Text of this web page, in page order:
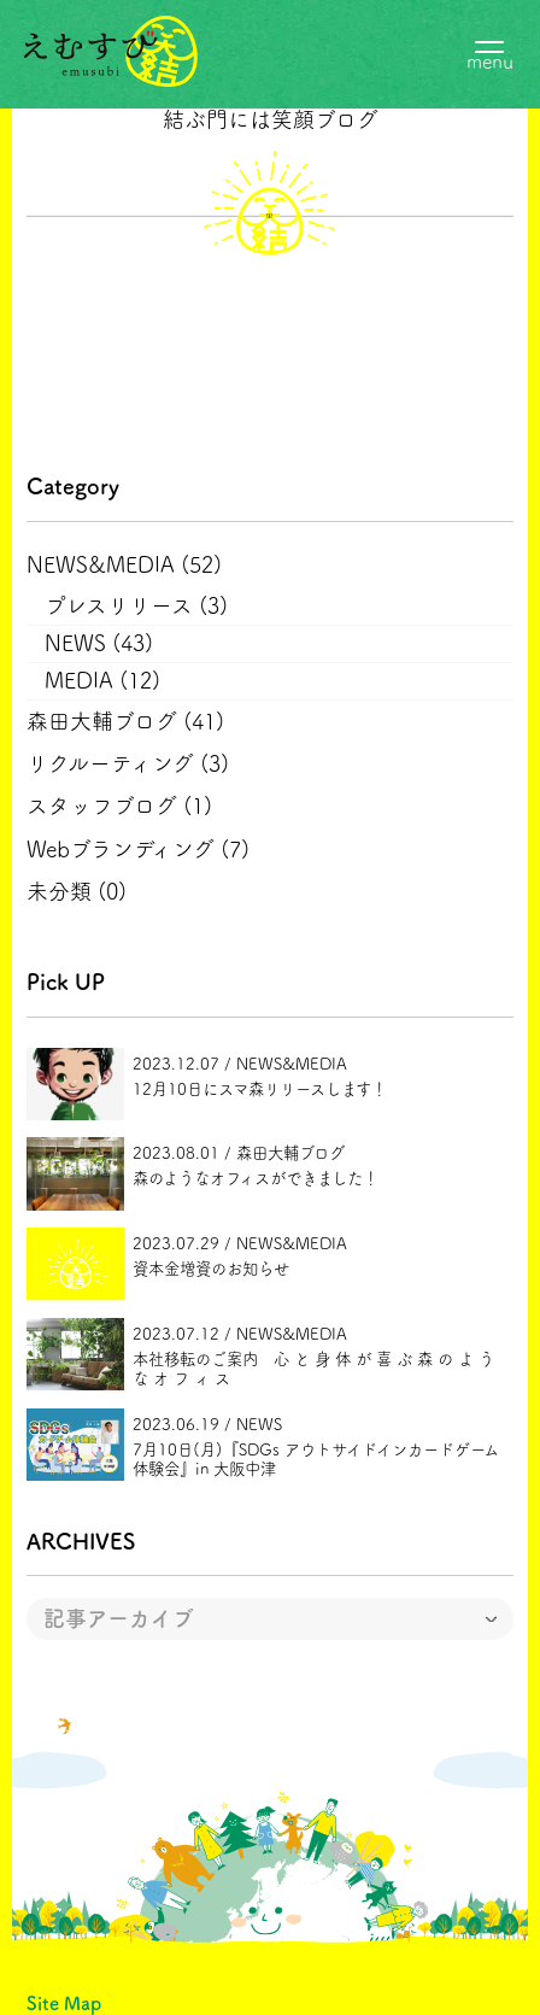
menu
結ぶ門には笑顔ブログ
Category
NEWS&MEDIA (52)
プレスリリース (3)
NEWS (43)
MEDIA (12)
森田大輔ブログ (41)
リクルーティング (3)
スタッフブログ (1)
Webブランディング (7)
未分類 (0)
Pick UP
2023.12.07 / NEWS&MEDIA
12月10日にスマ森リリースします！
2023.08.01 / 森田大輔ブログ
森のようなオフィスができました！
2023.07.29 / NEWS&MEDIA
資本金増資のお知らせ
2023.07.12 / NEWS&MEDIA
本社移転のご案内 心 と 身 体 が 喜 ぶ 森 の よ う
な オ フ ィ ス
2023.06.19 / NEWS
7月10日(月)『SDGs アウトサイドインカードゲーム
体験会』in 大阪中津
ARCHIVES
Site Map